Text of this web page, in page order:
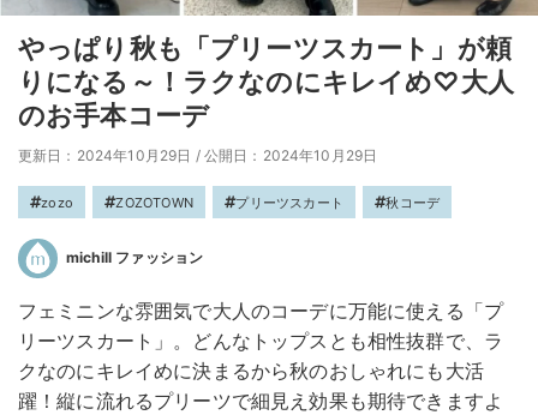
やっぱり秋も「プリーツスカート」が頼
りになる～！ラクなのにキレイめ♡大人
のお手本コーデ
更新日：2024年10月29日 / 公開日：2024年10月29日
zozo ZOZOTOWN プリーツスカート 秋コーデ
michill ファッション
フェミニンな雰囲気で大人のコーデに万能に使える「プ
リーツスカート」。どんなトップスとも相性抜群で、ラ
クなのにキレイめに決まるから秋のおしゃれにも大活
躍！縦に流れるプリーツで細見え効果も期待できますよ